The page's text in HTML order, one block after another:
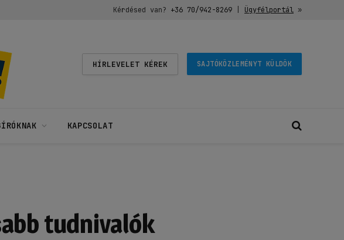
Kérdésed van? +36 70/942-8269| Ügyfélportál»
HÍRLEVELET KÉREK SAJTÓKÖZLEMÉNYT KÜLDÖK
KAPCSOLAT
tudnivalók